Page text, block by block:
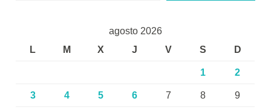
agosto 2026
L
M X J V S D
1 2
3 4 5 6 7 8 9